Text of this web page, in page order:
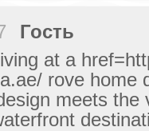
Гость
at a
rove home
meets the